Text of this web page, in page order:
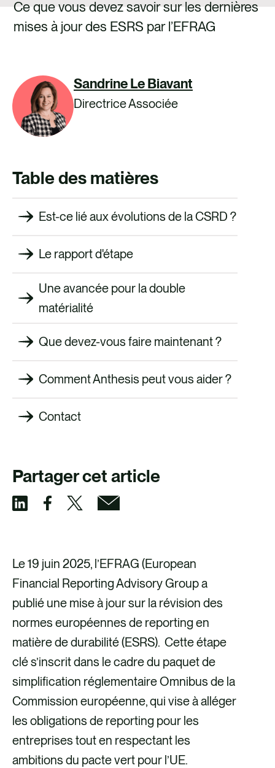
Ce que vous devez savoir sur les dernières
mises à jour des ESRS par l’EFRAG
Sandrine Le Biavant
Directrice Associée
Table des matières
Est-ce lié aux évolutions de la CSRD ?
Le rapport d'étape
Une avancée pour la double
matérialité
Que devez-vous faire maintenant ?
Comment Anthesis peut vous aider ?
Contact
Partager cet article
r
t
a
g
e
r
v
i
a
L
i
r
t
a
g
e
r
v
i
a
F
a
r
t
a
g
e
r
v
i
a
X
r
t
a
g
e
r
p
a
r
e
-
Le 19 juin 2025, l’EFRAG (European
Financial Reporting Advisory Group a
publié une mise à jour sur la révision des
normes européennes de reporting en
matière de durabilité (ESRS). Cette étape
clé s’inscrit dans le cadre du paquet de
simplification réglementaire Omnibus de la
Commission européenne, qui vise à alléger
les obligations de reporting pour les
entreprises tout en respectant les
ambitions du pacte vert pour l’UE.